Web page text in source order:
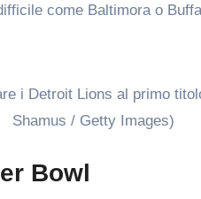
come Baltimora o
i Detroit Lions al primo
Shamus / Getty Images)
Bowl